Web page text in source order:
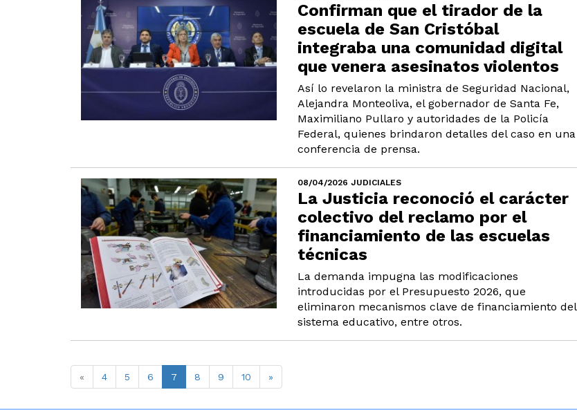
Confirman que el tirador de la
escuela de San Cristóbal
integraba una comunidad digital
que venera asesinatos violentos
Así lo revelaron la ministra de Seguridad Nacional,
Alejandra Monteoliva, el gobernador de Santa Fe,
Maximiliano Pullaro y autoridades de la Policía
Federal, quienes brindaron detalles del caso en una
conferencia de prensa.
08/04/2026 JUDICIALES
La Justicia reconoció el carácter
colectivo del reclamo por el
financiamiento de las escuelas
técnicas
La demanda impugna las modificaciones
introducidas por el Presupuesto 2026, que
eliminaron mecanismos clave de financiamiento del
sistema educativo, entre otros.
« 4 5 6 7 8 9 10 »